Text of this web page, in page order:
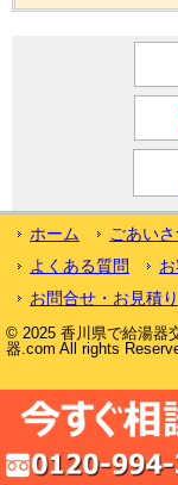
ホーム ごあい
よくある質問
お問合せ・お見積り
© 2025 香川県で給湯器
器.com All rights